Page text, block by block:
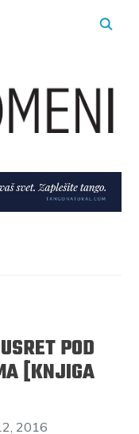
POD
[KNJIGA
2016